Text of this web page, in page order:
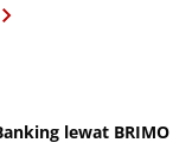
lewat BRIMO